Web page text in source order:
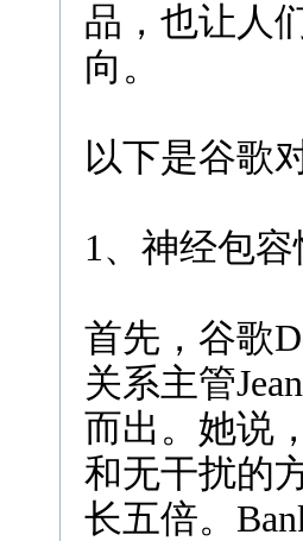
品，也让人
向。
以下是谷歌
1、神经包
首先，谷歌
关系主管
而出。她说
和无干扰的
长五倍。